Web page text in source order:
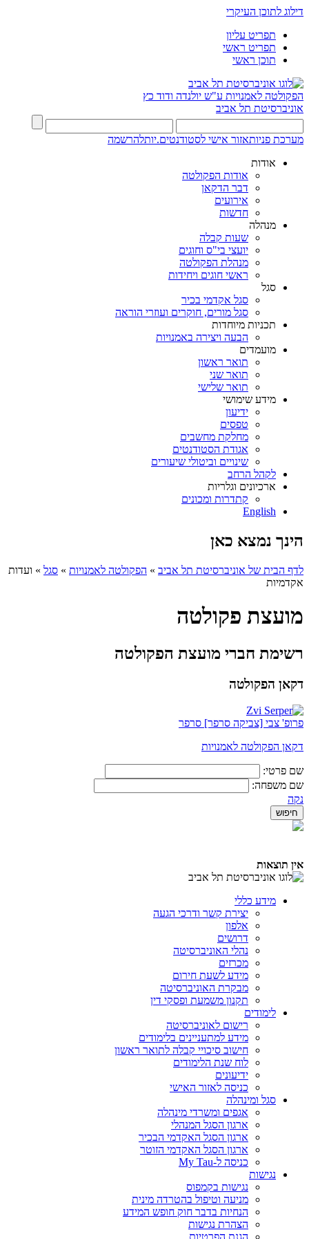
דילוג לתוכן העיקרי
תפריט עליון
תפריט ראשי
תוכן ראשי
הפקולטה לאמנויות ע"ש יולנדה ודוד כץ
אוניברסיטת תל אביב
מערכת פניותאזור אישי לסטודנטים.יותלהרשמה
אודות
אודות הפקולטה
דבר הדקאן
אירועים
חדשות
מנהלה
שעות קבלה
יועצי בי"ס וחוגים
מנהלת הפקולטה
ראשי חוגים ויחידות
סגל
סגל אקדמי בכיר
סגל מורים, חוקרים ועוזרי הוראה
תכניות מיוחדות
הבעה ויצירה באמנויות
מועמדים
תואר ראשון
תואר שני
תואר שלישי
מידע שימושי
ידיעון
טפסים
מחלקת מחשבים
אגודת הסטודנטים
שינויים וביטולי שיעורים
לקהל הרחב
ארכיונים וגלריות
קתדרות ומכונים
English
הינך נמצא כאן
לדף הבית של אוניברסיטת תל אביב » הפקולטה לאמנויות » סגל » ועדות
אקדמיות
מועצת פקולטה
רשימת חברי מועצת הפקולטה
דקאן הפקולטה
פרופ' צבי [צביקה סרפר] סרפר
דקאן הפקולטה לאמנויות
שם פרטי:
שם משפחה:
נקה
אין תוצאות
מידע כללי
יצירת קשר ודרכי הגעה
אלפון
דרושים
נהלי האוניברסיטה
מכרזים
מידע לשעת חירום
מבקרת האוניברסיטה
תקנון משמעת ופסקי דין
לימודים
רישום לאוניברסיטה
מידע למתעניינים בלימודים
חישוב סיכויי קבלה לתואר ראשון
לוח שנת הלימודים
ידיעונים
כניסה לאזור האישי
סגל ומינהלה
אגפים ומשרדי מינהלה
ארגון הסגל המנהלי
ארגון הסגל האקדמי הבכיר
ארגון הסגל האקדמי הזוטר
כניסה ל-My Tau
נגישות
נגישות בקמפוס
מניעה וטיפול בהטרדה מינית
הנחיות בדבר חוק חופש המידע
הצהרת נגישות